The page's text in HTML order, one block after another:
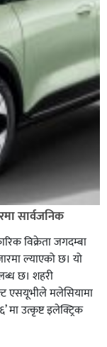
सार्वजनिक
विक्रेता जगदम्बा
ल्याएको छ। यो
छ। शहरी
एसयूभीले मलेसियामा
उत्कृष्ट इलेक्ट्रिक